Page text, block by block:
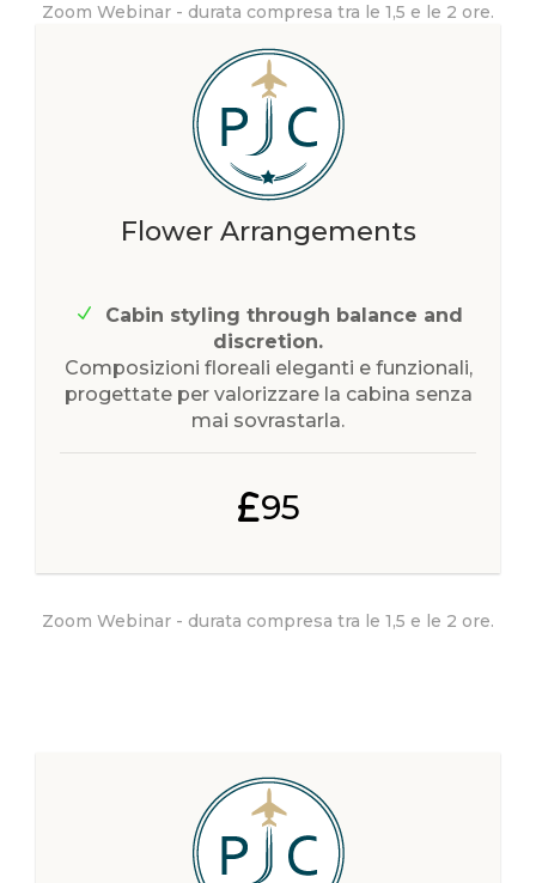
Zoom Webinar - durata compresa tra le 1,5 e le 2 ore.
Flower Arrangements
Cabin styling through balance and
discretion.
Composizioni floreali eleganti e funzionali,
progettate per valorizzare la cabina senza
mai sovrastarla.
95
Zoom Webinar - durata compresa tra le 1,5 e le 2 ore.